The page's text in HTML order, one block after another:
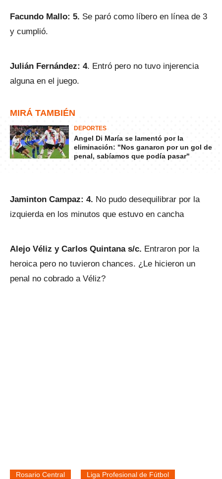
Facundo Mallo: 5. Se paró como líbero en línea de 3
y cumplió.
Julián Fernández: 4. Entró pero no tuvo injerencia
alguna en el juego.
MIRÁ TAMBIÉN
DEPORTES
Angel Di María se lamentó por la
eliminación: "Nos ganaron por un gol de
penal, sabíamos que podía pasar"
Jaminton Campaz: 4. No pudo desequilibrar por la
izquierda en los minutos que estuvo en cancha
Alejo Véliz y Carlos Quintana s/c. Entraron por la
heroica pero no tuvieron chances. ¿Le hicieron un
penal no cobrado a Véliz?
Rosario Central Liga Profesional de Fútbol